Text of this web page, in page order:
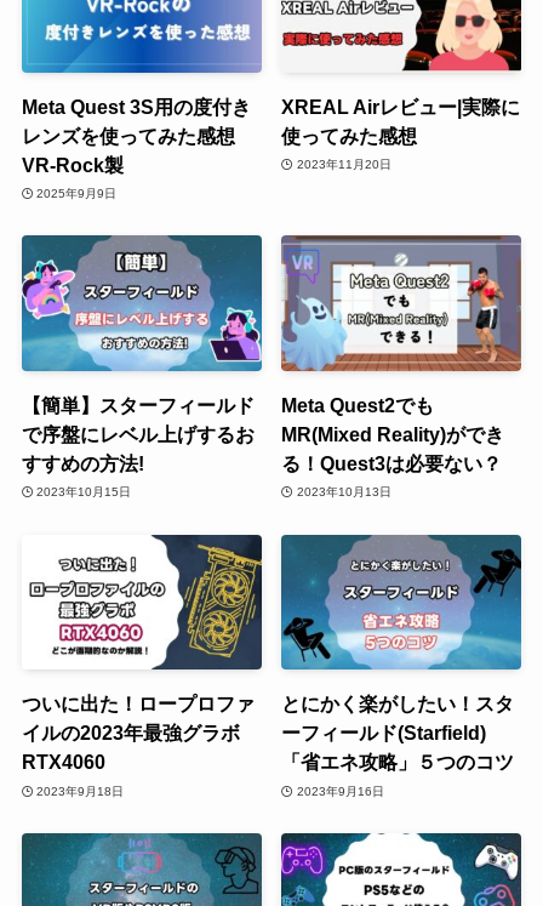
Meta Quest 3S用の度付き
レンズを使ってみた感想
VR-Rock製
2025年9月9日
XREAL Airレビュー|実際に
使ってみた感想
2023年11月20日
【簡単】スターフィールド
で序盤にレベル上げするお
すすめの方法!
2023年10月15日
Meta Quest2でも
MR(Mixed Reality)ができ
る！Quest3は必要ない？
2023年10月13日
ついに出た！ロープロファ
イルの2023年最強グラボ
RTX4060
2023年9月18日
とにかく楽がしたい！スタ
ーフィールド(Starfield)
「省エネ攻略」５つのコツ
2023年9月16日